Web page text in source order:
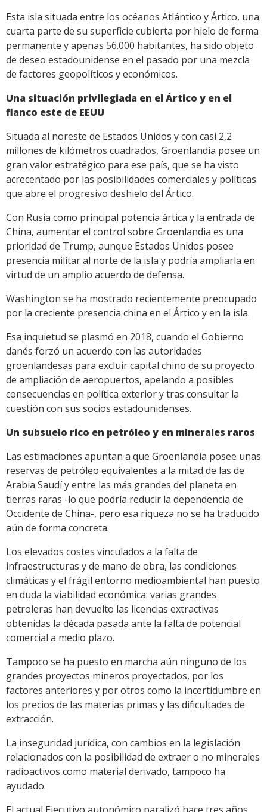
Esta isla situada entre los océanos Atlántico y Ártico, una
cuarta parte de su superficie cubierta por hielo de forma
permanente y apenas 56.000 habitantes, ha sido objeto
de deseo estadounidense en el pasado por una mezcla
de factores geopolíticos y económicos.
Una situación privilegiada en el Ártico y en el
flanco este de EEUU
Situada al noreste de Estados Unidos y con casi 2,2
millones de kilómetros cuadrados, Groenlandia posee un
gran valor estratégico para ese país, que se ha visto
acrecentado por las posibilidades comerciales y políticas
que abre el progresivo deshielo del Ártico.
Con Rusia como principal potencia ártica y la entrada de
China, aumentar el control sobre Groenlandia es una
prioridad de Trump, aunque Estados Unidos posee
presencia militar al norte de la isla y podría ampliarla en
virtud de un amplio acuerdo de defensa.
Washington se ha mostrado recientemente preocupado
por la creciente presencia china en el Ártico y en la isla.
Esa inquietud se plasmó en 2018, cuando el Gobierno
danés forzó un acuerdo con las autoridades
groenlandesas para excluir capital chino de su proyecto
de ampliación de aeropuertos, apelando a posibles
consecuencias en política exterior y tras consultar la
cuestión con sus socios estadounidenses.
Un subsuelo rico en petróleo y en minerales raros
Las estimaciones apuntan a que Groenlandia posee unas
reservas de petróleo equivalentes a la mitad de las de
Arabia Saudí y entre las más grandes del planeta en
tierras raras -lo que podría reducir la dependencia de
Occidente de China-, pero esa riqueza no se ha traducido
aún de forma concreta.
Los elevados costes vinculados a la falta de
infraestructuras y de mano de obra, las condiciones
climáticas y el frágil entorno medioambiental han puesto
en duda la viabilidad económica: varias grandes
petroleras han devuelto las licencias extractivas
obtenidas la década pasada ante la falta de potencial
comercial a medio plazo.
Tampoco se ha puesto en marcha aún ninguno de los
grandes proyectos mineros proyectados, por los
factores anteriores y por otros como la incertidumbre en
los precios de las materias primas y las dificultades de
extracción.
La inseguridad jurídica, con cambios en la legislación
relacionados con la posibilidad de extraer o no minerales
radioactivos como material derivado, tampoco ha
ayudado.
El actual Ejecutivo autonómico paralizó hace tres años